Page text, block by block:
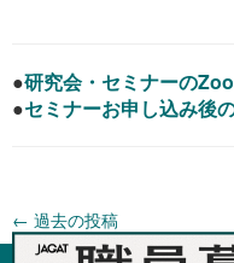
●研究会・セミナーの
●セミナーお申し込み後
← 過去の投稿